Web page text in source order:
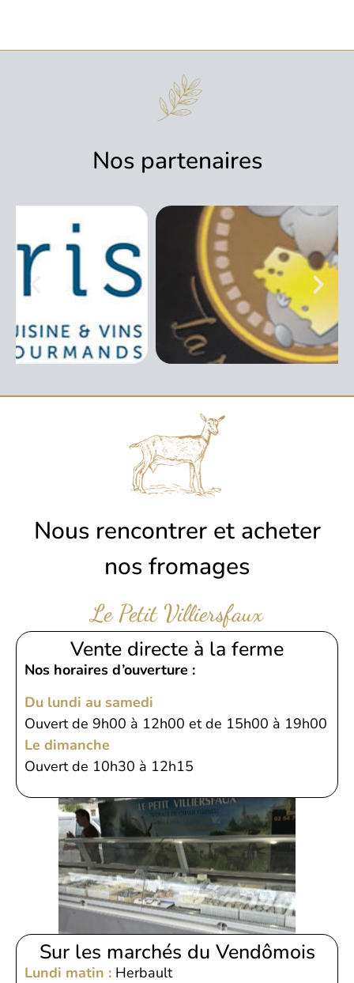
EN VIDEO
Nos partenaires
Nous rencontrer et acheter
nos fromages
Le Petit Villiersfaux
Vente directe à la ferme
Nos horaires d’ouverture :
Du lundi au samedi
Ouvert de 9h00 à 12h00 et de 15h00 à 19h00
Le dimanche
Ouvert de 10h30 à 12h15
Sur les marchés du Vendômois
Lundi matin : Herbault